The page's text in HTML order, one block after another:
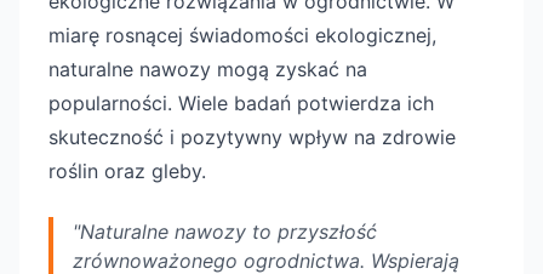
miarę rosnącej świadomości ekologicznej,
naturalne nawozy mogą zyskać na
popularności. Wiele badań potwierdza ich
skuteczność i pozytywny wpływ na zdrowie
roślin oraz gleby.
"Naturalne nawozy to przyszłość
zrównoważonego ogrodnictwa. Wspierają